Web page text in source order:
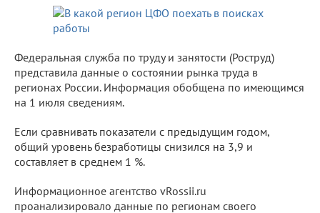
Федеральная служба по труду и занятости (Роструд)
представила данные о состоянии рынка труда в
регионах России. Информация обобщена по имеющимся
на 1 июля сведениям.
Если сравнивать показатели с предыдущим годом,
общий уровень безработицы снизился на 3,9 и
составляет в среднем 1 %.
Информационное агентство vRossii.ru
проанализировало данные по регионам своего